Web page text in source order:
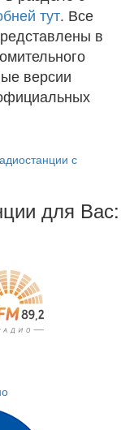
тут. Все
в
версии
с
для Вас: